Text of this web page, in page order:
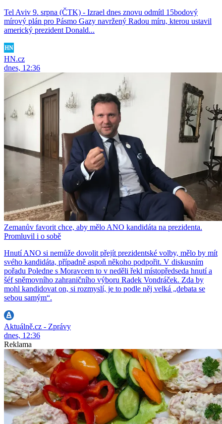
Tel Aviv 9. srpna (ČTK) - Izrael dnes znovu odmítl 15bodový
mírový plán pro Pásmo Gazy navržený Radou míru, kterou ustavil
americký prezident Donald...
HN.cz
dnes, 12:36
Zemanův favorit chce, aby mělo ANO kandidáta na prezidenta.
Promluvil i o sobě
Hnutí ANO si nemůže dovolit přejít prezidentské volby, mělo by mít
svého kandidáta, případně aspoň někoho podpořit. V diskusním
pořadu Poledne s Moravcem to v neděli řekl místopředseda hnutí a
šéf sněmovního zahraničního výboru Radek Vondráček. Zda by
mohl kandidovat on, si rozmyslí, je to podle něj velká „debata se
sebou samým“.
Aktuálně.cz - Zprávy
dnes, 12:36
Reklama